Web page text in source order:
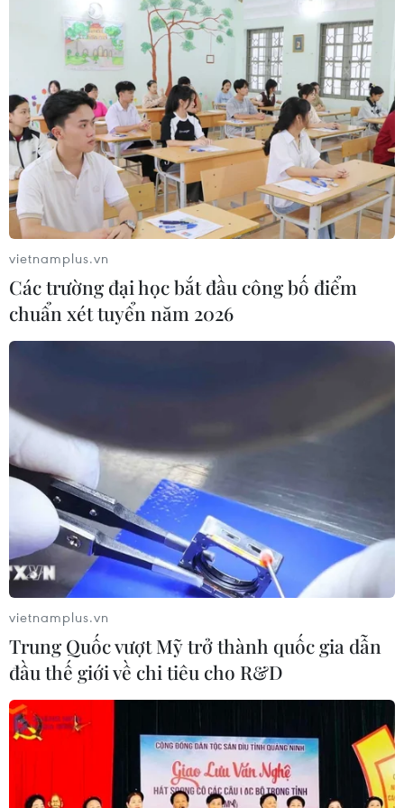
Nông sản Việt Nam còn nhiều dư địa tại thị trường
Algeria
08/08/2026 12:55
Australia
08/08/2026 12:20
Mỹ chi hơn 2 tỷ USD thúc đẩy ngành pin và khoáng
sản nội địa
08/08/2026 08:16
vietnamplus.vn
Các trường đại học bắt đầu công bố điểm
chuẩn xét tuyển năm 2026
vietnamplus.vn
Trung Quốc vượt Mỹ trở thành quốc gia dẫn
đầu thế giới về chi tiêu cho R&D